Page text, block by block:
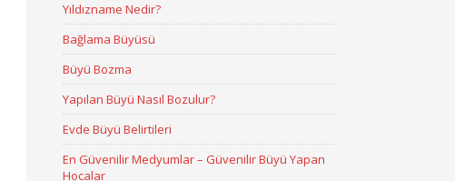
Yıldızname Nedir?
Bağlama Büyüsü
Büyü Bozma
Yapılan Büyü Nasıl Bozulur?
Evde Büyü Belirtileri
En Güvenilir Medyumlar – Güvenilir Büyü Yapan
Hocalar